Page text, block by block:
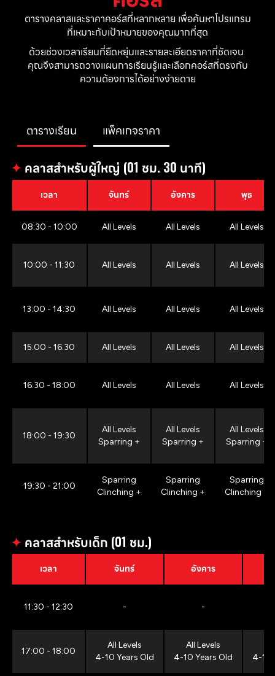
ตารางคลาสและราคาคอร์สที่หลากหลาย เพื่อค้นหาโปรแกรม
ที่เหมาะกับเป้าหมายของคุณมากที่สุด
ด้วยช่วงเวลาเรียนที่ยืดหยุ่นและรายละเอียดราคาที่ชัดเจน
คุณจึงสามารถวางแผนการเรียนรู้และเลือกคอร์สที่ตรงกับ
ความต้องการได้อย่างง่ายดาย
ตารางเรียน แพ็คเกจราคา
✦ คลาสสำหรับผู้ใหญ่ (01 ชม. 30 นาที)
เวลา จันทร์ อังคาร พุธ
08:30 - 10:00 All Levels All Levels All Levels
10:00 - 11:30 All Levels All Levels All Levels
13:00 - 14:30 All Levels All Levels All Levels
15:00 - 16:30 All Levels All Levels All Levels
16:30 - 18:00 All Levels All Levels All Levels
18:00 - 19:30
All Levels
Sparring +
All Levels
Sparring +
All Levels
Sparring +
19:30 - 21:00
Sparring
Clinching +
Sparring
Clinching +
Sparring
Clinching +
✦ คลาสสำหรับเด็ก (01 ชม.)
เวลา จันทร์ อังคาร
11:30 - 12:30 - -
17:00 - 18:00
All Levels
4-10 Years Old
All Levels
4-10 Years Old
4-10